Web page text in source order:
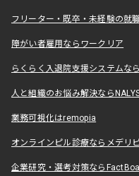
フリーター・既卒・未経験の就
障がい者雇用ならワークリア
らくらく入退院支援システムな
人と組織のお悩み解決なら
業務可視化はremopia
オンラインピル診療ならメデリ
企業研究・選考対策なら